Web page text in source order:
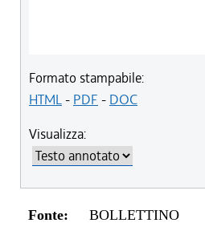
Formato stampabile:
HTML- PDF - DOC
Visualizza:
Fonte: